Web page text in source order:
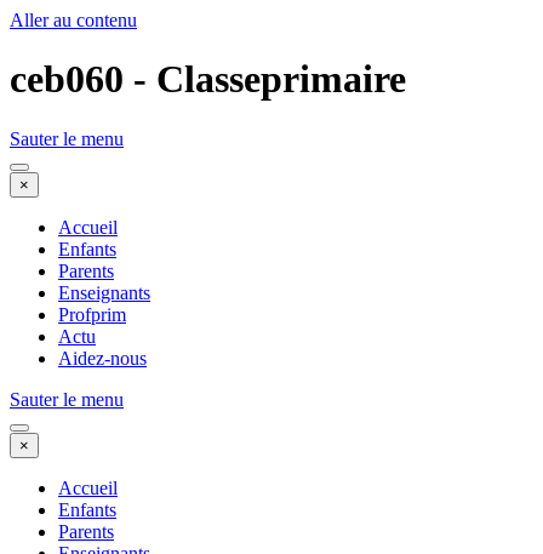
Aller au contenu
ceb060 - Classeprimaire
Sauter le menu
×
Accueil
Enfants
Parents
Enseignants
Profprim
Actu
Aidez-nous
Sauter le menu
×
Accueil
Enfants
Parents